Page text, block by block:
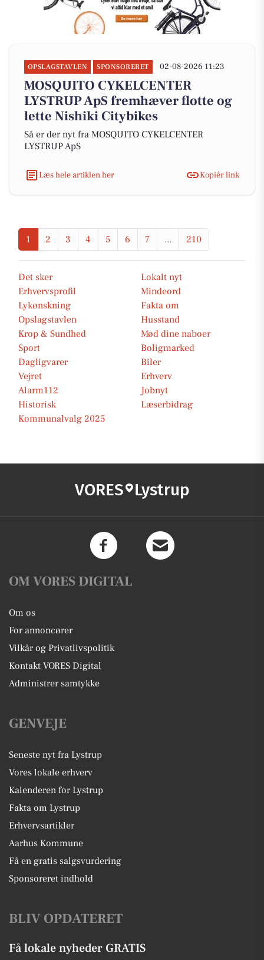
OPSLAGSTAVLEN SPONSORERET 02-08-2026 11:23
MOSQUITO CYKELCENTER
LYSTRUP ApS fremhæver flotte og
lette Nishiki Citybikes
Så er der nyt fra MOSQUITO CYKELCENTER
LYSTRUP ApS
Læs hele artiklen her Kopiér link
1 2 3 4 5 6 7 ... 210
Det sker
Lokalt nyt
Erhvervsprofil
Mindeord
Lykønskning
Fakta om
Opslagstavlen
Husstand
Krop & Sundhed
Mød dine naboer
Sport
Boligmarked
Dagligvarer
Biler
Vejret
Erhverv
Alarm112
Jobnyt
Historisk
Læserbidrag
Kommunalvalg 2025
VORES Lystrup
OM VORES DIGITAL
Om os
For annoncører
Vilkår og Privatlivspolitik
Kontakt VORES Digital
Administrer samtykke
GENVEJE
Seneste nyt fra Lystrup
Vores lokale erhverv
Kalenderen for Lystrup
Fakta om Lystrup
Erhvervsartikler
Aarhus Kommune
Få en gratis salgsvurdering
Sponsoreret indhold
BLIV OPDATERET
Få lokale nyheder GRATIS